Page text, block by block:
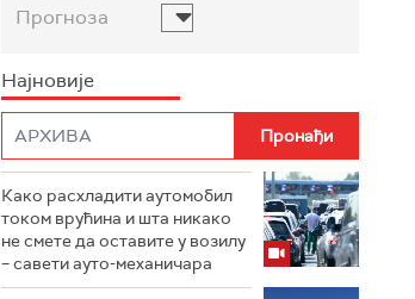
Прогноза
Најновије
Како расхладити аутомобил
током врућина и шта никако
не смете да оставите у возилу
– савети ауто-механичара